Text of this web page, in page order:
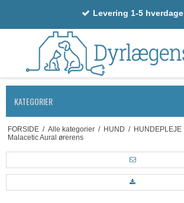
Levering 1-5 hverdage
KATEGORIER
FORSIDE / Alle kategorier / HUND / HUNDEPLEJE
Malacetic Aural ørerens